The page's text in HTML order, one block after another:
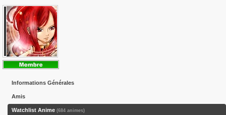
Informations Générales
Amis
Watchlist Anime (684 animes)